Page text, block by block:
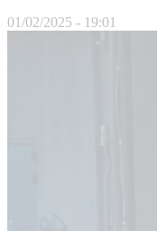
01/02/2025 - 19:01